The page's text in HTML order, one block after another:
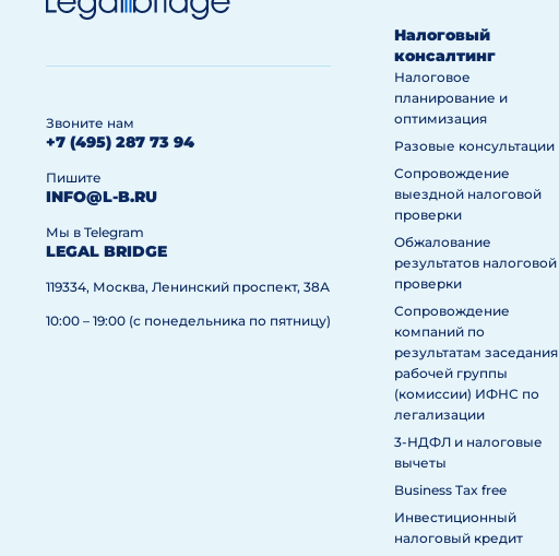
Звоните нам
+7 (495) 287 73 94
Пишите
INFO@L-B.RU
Мы в Telegram
LEGAL BRIDGE
119334, Москва, Ленинский проспект, 38А
10:00 – 19:00 (с понедельника по пятницу)
Налоговый
консалтинг
Налоговое
планирование и
оптимизация
Разовые консультации
Сопровождение
выездной налоговой
проверки
Обжалование
результатов налоговой
проверки
Сопровождение
компаний по
результатам заседания
рабочей группы
(комиссии) ИФНС по
легализации
3-НДФЛ и налоговые
вычеты
Business Tax free
Инвестиционный
налоговый кредит